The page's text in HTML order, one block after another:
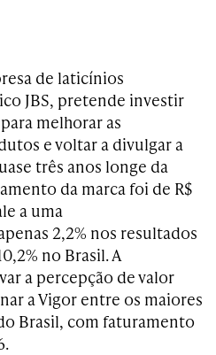
de laticínios
JBS, pretende investir
melhorar as
e voltar a divulgar a
três anos longe da
da marca foi de R$
a uma
2,2% nos resultados
no Brasil. A
a percepção de valor
a Vigor entre os maiores
Brasil, com faturamento